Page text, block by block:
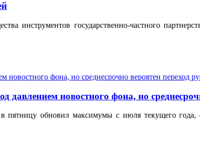
инструментов государственно-частного
давлением новостного фона, но
пятницу обновил максимумы с июля текущего